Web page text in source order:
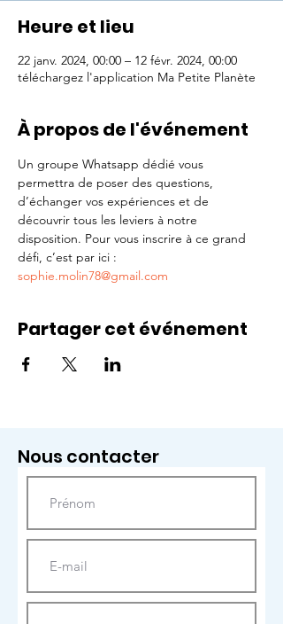
Heure et lieu
22 janv. 2024, 00:00 – 12 févr. 2024, 00:00
téléchargez l'application Ma Petite Planète
À propos de l'événement
Un groupe Whatsapp dédié vous
permettra de poser des questions,
d’échanger vos expériences et de
découvrir tous les leviers à notre
disposition. Pour vous inscrire à ce grand
défi, c’est par ici :
sophie.molin78@gmail.com
Partager cet événement
Nous contacter